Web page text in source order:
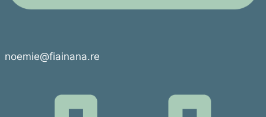
noemie@fiainana.re